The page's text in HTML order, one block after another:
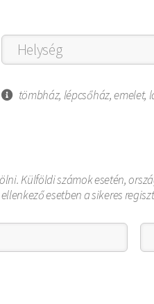
tömbház, lépcsőház, emelet,
Külföldi számok esetén,
esetben a sikeres